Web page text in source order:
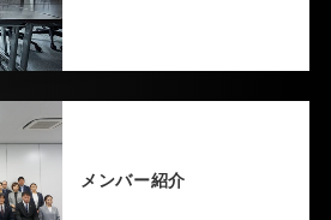
メンバー紹介